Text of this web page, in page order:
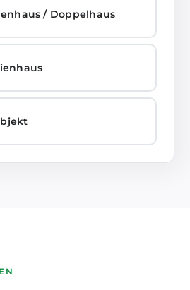
/ Doppelhaus